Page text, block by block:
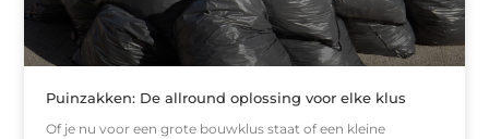
Puinzakken: De allround oplossing voor elke klus
Of je nu voor een grote bouwklus staat of een kleine